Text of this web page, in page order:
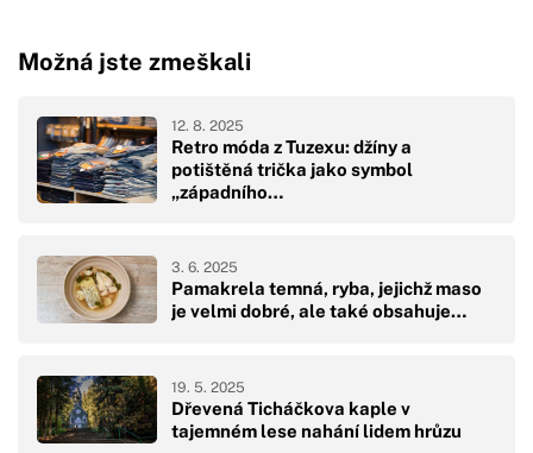
Možná jste zmeškali
Retro móda z Tuzexu: džíny a
potištěná trička jako symbol
„západního…
12. 8. 2025
Pamakrela temná, ryba, jejichž maso
je velmi dobré, ale také obsahuje…
3. 6. 2025
Dřevená Ticháčkova kaple v
tajemném lese nahání lidem hrůzu
19. 5. 2025